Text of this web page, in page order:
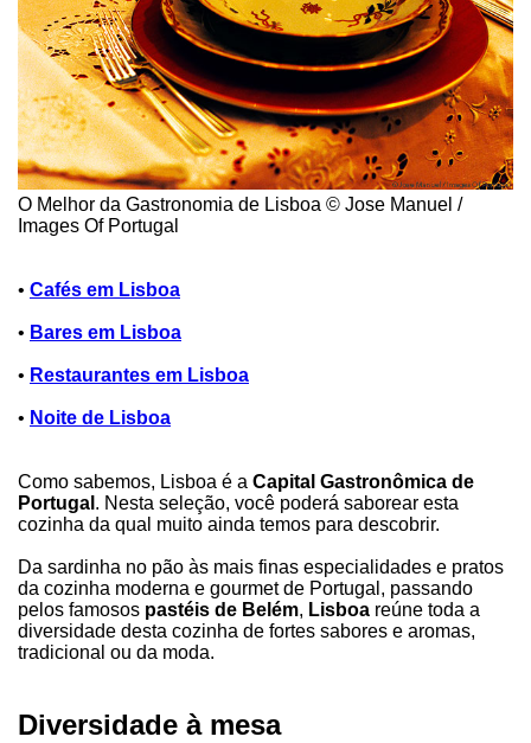
O Melhor da Gastronomia de Lisboa © Jose Manuel /
Images Of Portugal
• Cafés em Lisboa
• Bares em Lisboa
• Restaurantes em Lisboa
• Noite de Lisboa
Como sabemos, Lisboa é a Capital Gastronômica de
Portugal . Nesta seleção, você poderá saborear esta
cozinha da qual muito ainda temos para descobrir.
Da sardinha no pão às mais finas especialidades e pratos
da cozinha moderna e gourmet de Portugal, passando
pelos famosos pastéis de Belém, Lisboa reúne toda a
diversidade desta cozinha de fortes sabores e aromas,
tradicional ou da moda.
Diversidade à mesa